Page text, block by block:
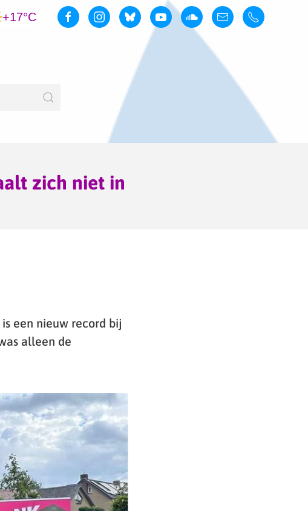
+17°C
zich niet in
een nieuw record bij
alleen de